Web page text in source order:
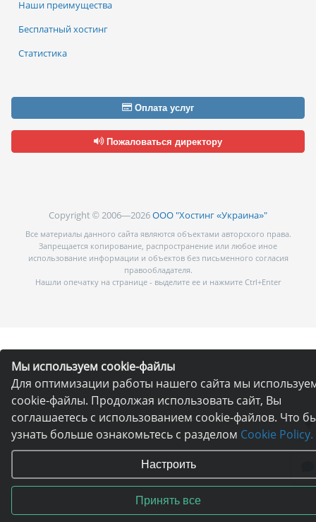
Мы используем cookie-файлы
Для оптимизации работы нашего сайта мы
cookie-файлы. Продолжая использовать сайт, Вы
соглашаетесь с использованием cookie-файлов. Что
узнать больше ознакомьтесь с разделом Cookie Policy.
Настроить
Принять все
Наши преимущества
Бесплатный хостинг
Статистика
Оплата услуг
Пожаловаться директору
Copyright © 2006—2026ООО "Хостинг «Украина»"
Все материалы данного сайта являются объектами авторского права.
Запрещается копирование, распространение или любое иное
использование информации и объектов без письменного согласия
правообладателя.
Нашли опечатку на странице - выделите ее и нажмите Ctrl+Enter